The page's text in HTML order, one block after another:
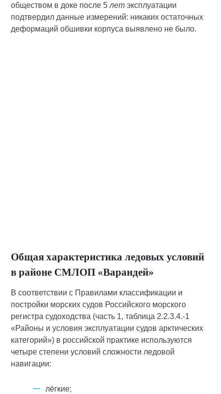
обществом в доке после 5лет эксплуатации
подтвердил данные измерений: никаких остаточных
деформаций обшивки корпуса выявлено не было.
Общая характеристика ледовых условий
в районе СМЛОП «Варандей»
В соответствии с Правилами классификации и
постройки морских судов Российского морского
регистра судоходства (часть 1, таблица 2.2.3.4.-1
«Районы и условия эксплуатации судов арктических
категорий») в российской практике используются
четыре степени условий сложности ледовой
навигации:
лёгкие;